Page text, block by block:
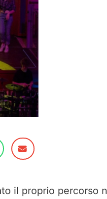
il proprio percorso